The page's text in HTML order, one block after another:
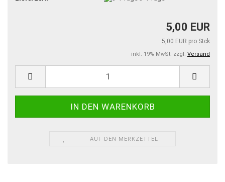
5,00 EUR
5,00 EUR pro Stck
inkl. 19% MwSt. zzgl. Versand
AUF DEN MERKZETTEL